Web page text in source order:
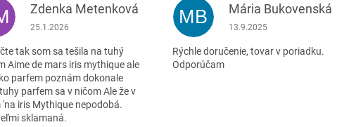
Zdenka Metenková
Hodnotenie obchodu je 1 z 5 hviezdičiek.
25.1.2026
tak som sa tešila na tuhý
Aime de mars iris mythique ale
parfem poznám dokonale
parfem sa v ničom Ale že v
'na iris Mythique nepodobá.
sklamaná.
MB Mária Bukovenská
Hodnotenie obchodu je 5 z 5
13.9.2025
Rýchle doručenie, tovar v poriadku.
Odporúčam